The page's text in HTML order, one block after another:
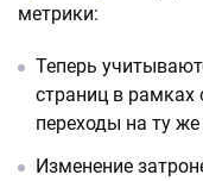
метрики:
Теперь
страниц в рамках
переходы на ту
Изменение